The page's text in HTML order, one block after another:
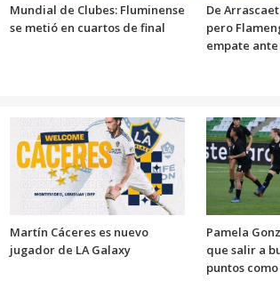
Mundial de Clubes: Fluminense
se metió en cuartos de final
De
pero
empate ante
Martín Cáceres es nuevo
jugador de LA Galaxy
Pamela
que salir a
puntos